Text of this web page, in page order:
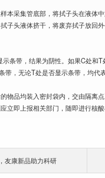
本采集管底部，将拭子头在液体
子头液体挤干，将废弃拭子放回
条带，结果为阴性。如果C处
，无论T处是否显示条带，均代
物品均装入密封袋内，交由隔离
立即上报相关部门，随即进行核
友康新品助力科研